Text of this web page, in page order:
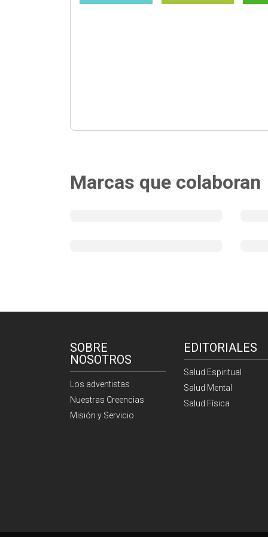
Marcas que colaboran
SOBRE
NOSOTROS
Los adventistas
Nuestras Creencias
Misión y Servicio
EDITORIALES
Salud Espiritual
Salud Mental
Salud Física